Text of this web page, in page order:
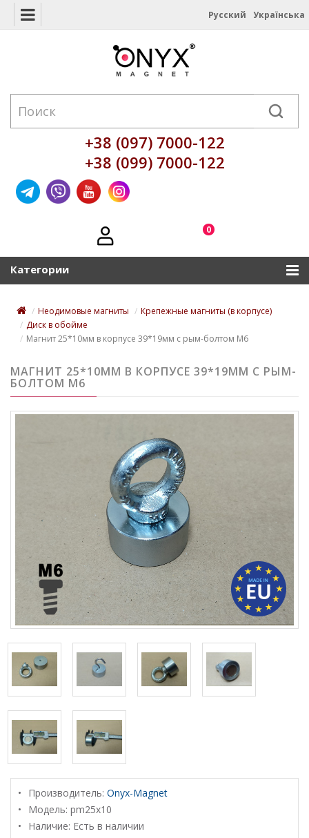
Русский Українська
+38 (097) 7000-122
+38 (099) 7000-122
0
Категории
Неодимовые магниты
Крепежные магниты (в корпусе)
Диск в обойме
Магнит 25*10мм в корпусе 39*19мм с рым-болтом М6
МАГНИТ 25*10ММ В КОРПУСЕ 39*19ММ С РЫМ-
БОЛТОМ М6
Производитель: Onyx-Magnet
Модель: pm25x10
Наличие: Есть в наличии